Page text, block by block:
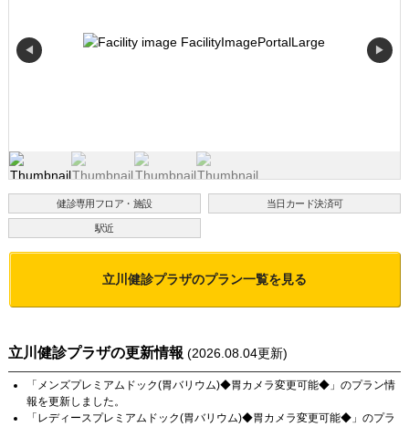
◀ ▶
健診専用フロア・施設 当日カード決済可
駅近
立川健診プラザのプラン一覧を見る
立川健診プラザの更新情報 (2026.08.04更新)
「 メンズプレミアムドック(胃バリウム)◆胃カメラ変更可能◆」のプラン情
報を更新しました。
「 レディースプレミアムドック(胃バリウム)◆胃カメラ変更可能◆」のプラ